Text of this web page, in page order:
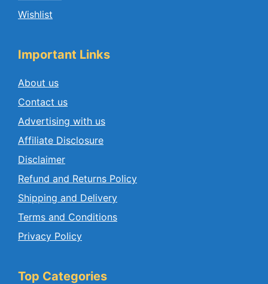
Wishlist
Important Links
About us
Contact us
Advertising with us
Affiliate Disclosure
Disclaimer
Refund and Returns Policy
Shipping and Delivery
Terms and Conditions
Privacy Policy
Top Categories